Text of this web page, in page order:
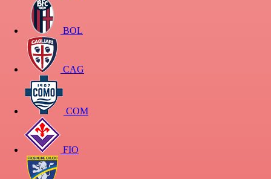
BOL
CAG
COM
FIO